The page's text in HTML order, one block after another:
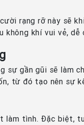
rạng rỡ này sẽ
khí vui vẻ, dễ
sự gần gũi sẽ làm
từ đó tạo nên sự
làm tình. Đặc biệt,